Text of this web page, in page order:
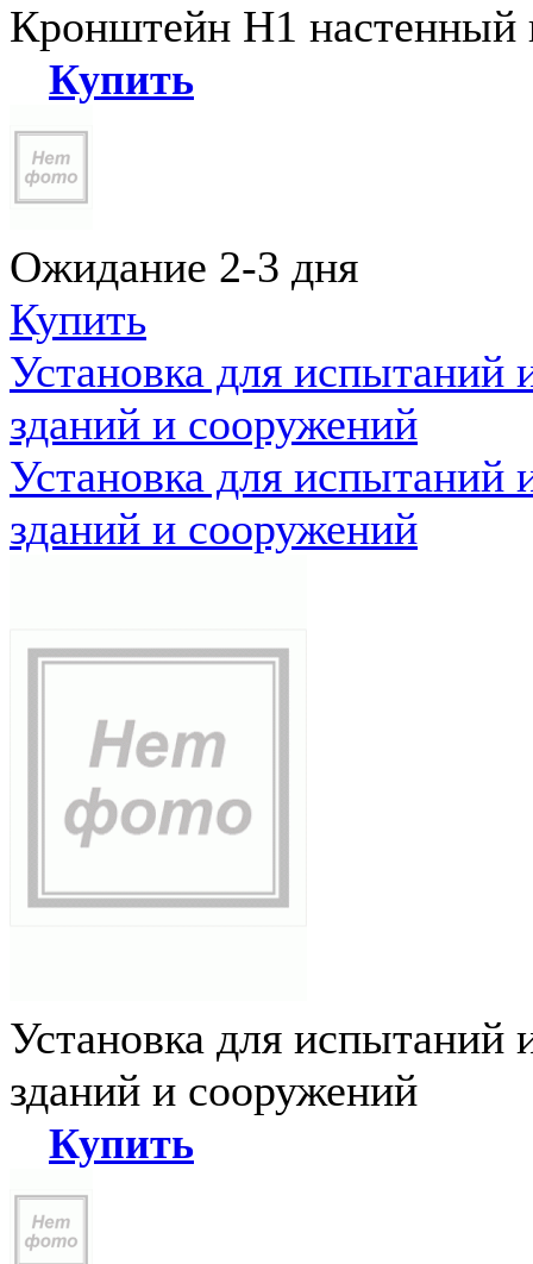
Кронштейн Н1
Купить
Ожидание 2-3 дня
Купить
Установка для испытаний
зданий и сооружений
Установка для испытаний
зданий и сооружений
Установка для испытаний
зданий и сооружений
Купить